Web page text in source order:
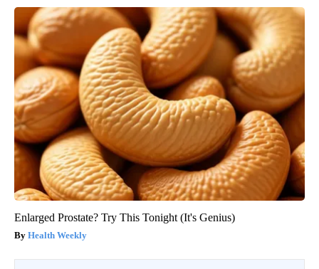
Enlarged Prostate? Try This Tonight (It's Genius)
Health Weekly